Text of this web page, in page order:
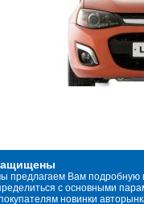
предлагаем Вам
с основными
новинки